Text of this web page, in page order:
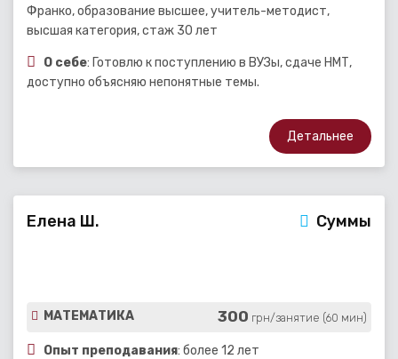
Франко, образование высшее, учитель-методист,
высшая категория, стаж 30 лет
О себе: Готовлю к поступлению в ВУЗы, сдаче НМТ,
доступно объясняю непонятные темы.
Детальнее
Елена Ш. Суммы
МАТЕМАТИКА 300 грн/занятие (60 мин)
Опыт преподавания: более 12 лет